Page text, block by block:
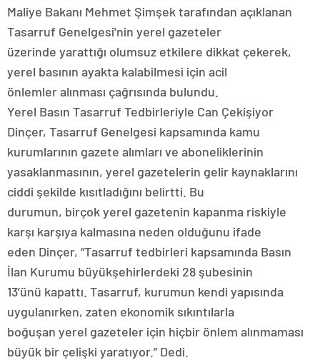
Maliye Bakanı Mehmet Şimşek tarafından açıklanan
Tasarruf Genelgesi'nin yerel gazeteler
üzerinde yarattığı olumsuz etkilere dikkat çekerek,
yerel basının ayakta kalabilmesi için acil
önlemler alınması çağrısında bulundu.
Yerel Basın Tasarruf Tedbirleriyle Can Çekişiyor
Dinçer, Tasarruf Genelgesi kapsamında kamu
kurumlarının gazete alımları ve aboneliklerinin
yasaklanmasının, yerel gazetelerin gelir kaynaklarını
ciddi şekilde kısıtladığını belirtti. Bu
durumun, birçok yerel gazetenin kapanma riskiyle
karşı karşıya kalmasına neden olduğunu ifade
eden Dinçer, “Tasarruf tedbirleri kapsamında Basın
İlan Kurumu büyükşehirlerdeki 28 şubesinin
13’ünü kapattı. Tasarruf, kurumun kendi yapısında
uygulanırken, zaten ekonomik sıkıntılarla
boğuşan yerel gazeteler için hiçbir önlem alınmaması
büyük bir çelişki yaratıyor.” Dedi.